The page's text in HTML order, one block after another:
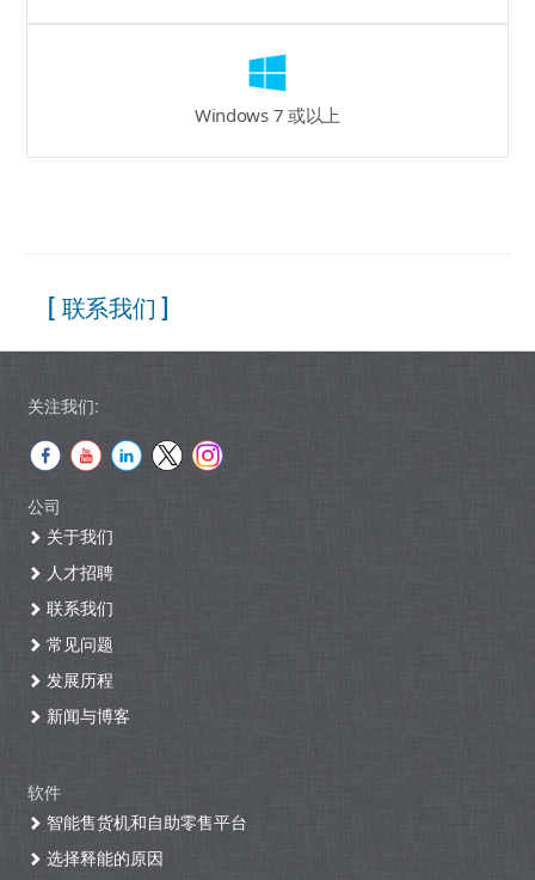
Windows 7 或以上
[ 联系我们 ]
关注我们:
公司
关于我们
人才招聘
联系我们
常见问题
发展历程
新闻与博客
软件
智能售货机和自助零售平台
选择释能的原因